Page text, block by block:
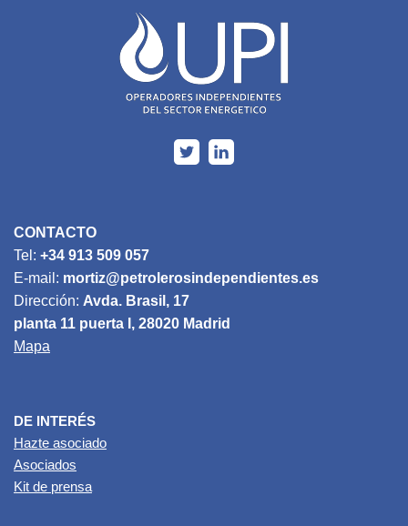
CONTACTO
Tel: +34 913 509 057
E-mail: mortiz@petrolerosindependientes.es
Dirección: Avda. Brasil, 17
planta 11 puerta I, 28020 Madrid
Mapa
DE INTERÉS
Hazte asociado
Asociados
Kit de prensa